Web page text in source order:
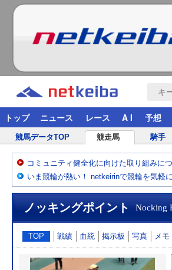
トップ ニュース レース A I 予想
競馬データTOP 競走馬 騎手
コミュニティ健全化に向けた取り組みに
いま競輪が熱い！ netkeirinで競輪を気軽
ノッキングポイント Nocking
TOP 戦績 血統 掲示板 写真 メモ